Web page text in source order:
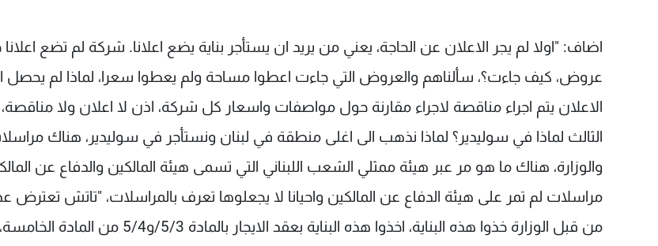
اضاف: "اولا لم يجر الاعلان عن الحاجة، يعني من يريد ان يستأجر بناية يضع اعلانا. شركة لم تضع
عروض، كيف جاءت؟، سألناهم والعروض التي جاءت اعطوا مساحة ولم يعطوا سعرا، لماذا لم يحصل
الاعلان يتم اجراء مناقصة لاجراء مقارنة حول مواصفات واسعار كل شركة، اذن لا اعلان ولا
الثالث لماذا في سوليدير؟ لماذا نذهب الى اغلى منطقة في لبنان ونستأجر في سوليدير، هناك
والوزارة، هناك ما هو مر عبر هيئة ممثلي الشعب اللبناني التي تسمى هيئة المالكين والدفاع عن
مراسلات لم تمر على هيئة الدفاع عن المالكين واحيانا لا يجعلوها تعرف بالمراسلات، "تاتش تعترض
من قبل الوزارة خذوا هذه البناية، اخذوا هذه البناية بعقد